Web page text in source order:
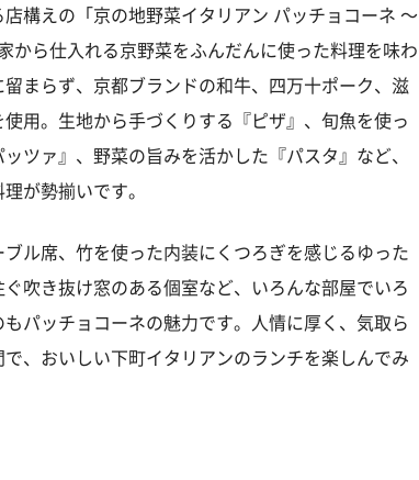
構えの「京の地野菜イタリアン パッチョコーネ 〜
から仕入れる京野菜をふんだんに使った料理を味わ
まらず、京都ブランドの和牛、四万十ポーク、滋
用。生地から手づくりする『ピザ』、旬魚を使っ
ツァ』、野菜の旨みを活かした『パスタ』など、
が勢揃いです。
ル席、竹を使った内装にくつろぎを感じるゆった
吹き抜け窓のある個室など、いろんな部屋でいろ
パッチョコーネの魅力です。人情に厚く、気取ら
、おいしい下町イタリアンのランチを楽しんでみ